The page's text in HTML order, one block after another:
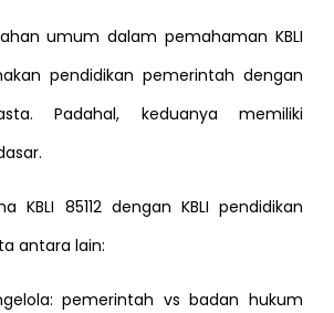
umum dalam pemahaman KBLI
pendidikan pemerintah dengan
Padahal, keduanya memiliki
KBLI 85112 dengan KBLI pendidikan
antara lain:
pemerintah vs badan hukum